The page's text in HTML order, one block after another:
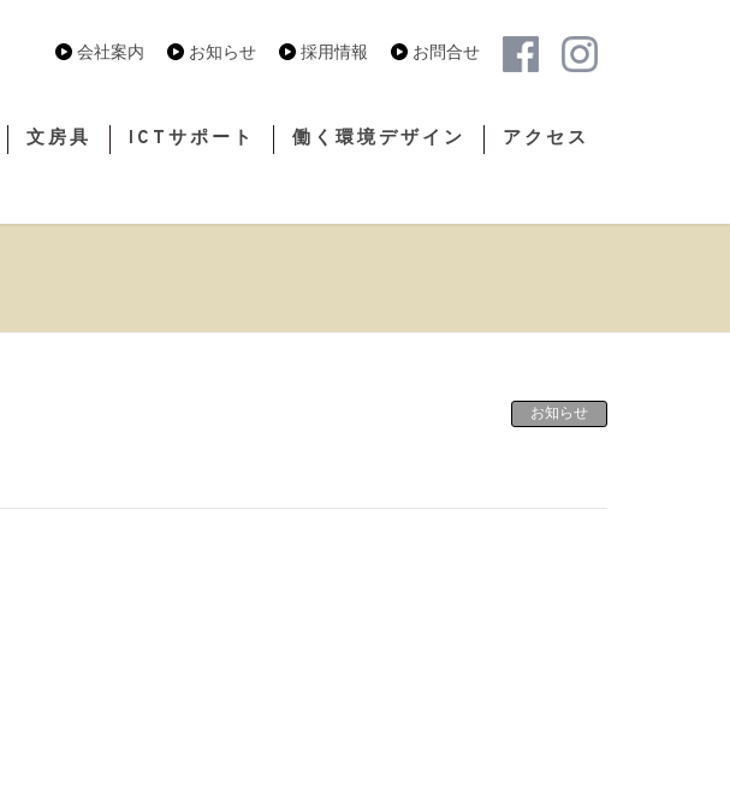
会社案内 お知らせ 採用情報 お問合せ
文房具 ICTサポート 働く環境デザイン アクセス
お知らせ